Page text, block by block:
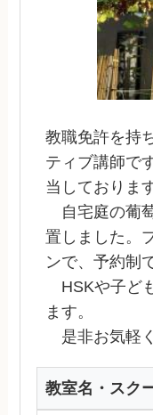
教職免許を持
ティブ講師で
当しておりま
自宅庭の葡
置しました。
ンで、予約制
HSKや子ど
ます。
是非お気軽
教室名・スク